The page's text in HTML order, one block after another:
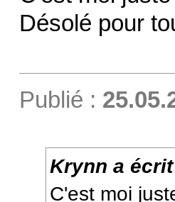
Désolé pour
Publié :
Krynn a
C'est moi